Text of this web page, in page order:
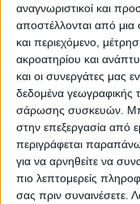
αναγνωριστικοί και
αποστέλλονται από μια
και περιεχόμενο,
ακροατηρίου και
και οι συνεργάτες μας
δεδομένα γεωγραφικής
σάρωσης συσκευών.
στην επεξεργασία από
περιγράφεται
για να αρνηθείτε να
πιο λεπτομερείς
σας πριν συναινέσετε.
McLaren-Honda